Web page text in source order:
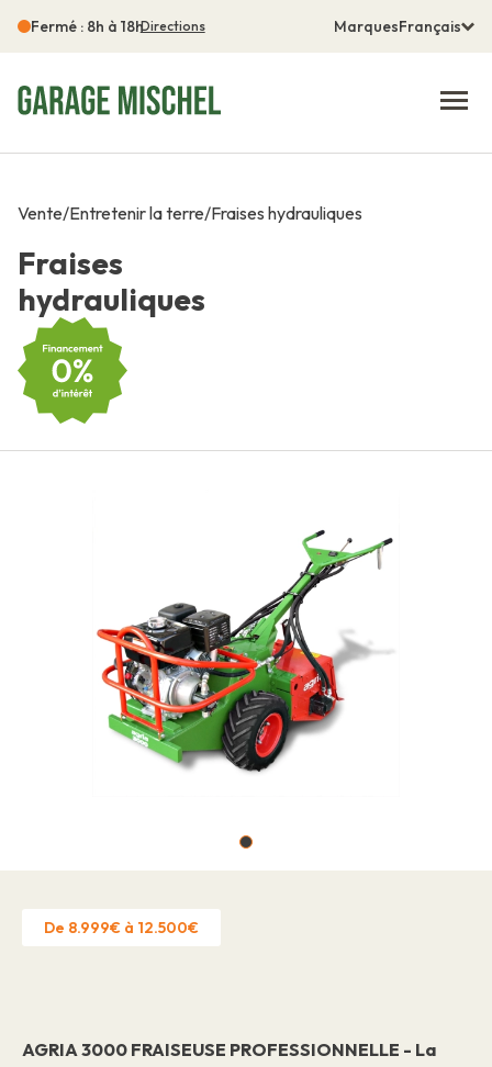
Fermé : 8h à 18hDirections MarquesFrançais
Contact
Vente/Entretenir la terre/Fraises hydrauliques
Fraises
hydrauliques
De 8.999€ à 12.500€
AGRIA 3000 FRAISEUSE PROFESSIONNELLE - La